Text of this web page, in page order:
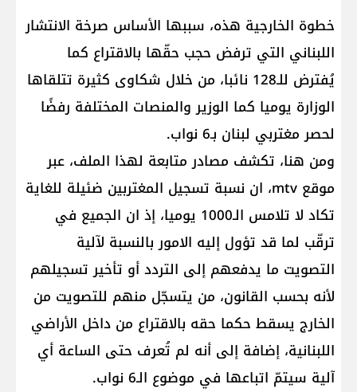
خطوة الخارجية هذه، سببها الأساس صرخة الانتشار
اللبناني التي ترفض حجب حقّها بالاقتراع كما
يُفترض للـ128 نائبا، من خلال شكاوى كثيرة تتلقاها
الوزارة يوميا كما الوزير والمنصات المختلفة رفضًا
لحصر مغتربي لبنان بـ6 نواب.
ومن هنا، تكشف مصادر متابعة لهذا الملف، عبر
موقع mtv، ان نسبة تسجيل المغتربين ضئيلة للغاية
تكاد لا تلامس الـ1000 يوميا، إذ ان الجميع في
ترقّب لما قد تؤول إليه الامور بالنسبة لآلية
التصويت ما يدفعهم إلى التردد أو تأخير تسجيلهم
لأنه بحسب القانون، من يتسجّل منهم للتصويت من
الخارج يسقط حكما حقه بالاقتراع من داخل الأراضي
اللبنانية، إضافة إلى أنه لم تُعرف حتى الساعة أي
آلية سيتمّ اتباعها في موضوع الـ6 نواب.